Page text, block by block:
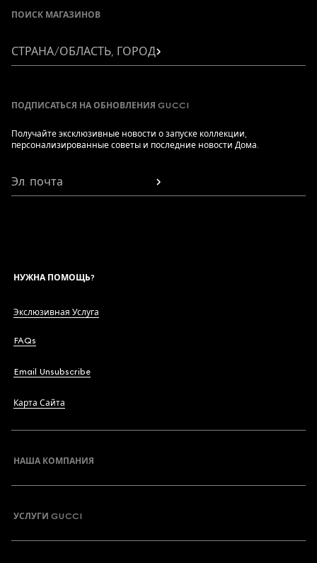
ПОИСК МАГАЗИНОВ
СТРАНА/ОБЛАСТЬ, ГОРОД
ПОДПИСАТЬСЯ НА ОБНОВЛЕНИЯ GUCCI
Получайте эксклюзивные новости о запуске коллекции,
персонализированные советы и последние новости Дома.
Эл. почта
НУЖНА ПОМОЩЬ?
Экслюзивная Услуга
FAQs
Email Unsubscribe
Карта Сайта
НАША КОМПАНИЯ
УСЛУГИ GUCCI